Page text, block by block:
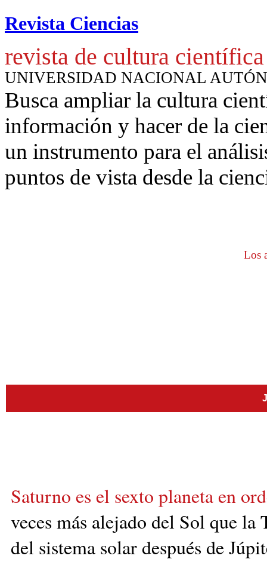
Revista Ciencias
revista de cultura científica
UNIVERSIDAD NACIONAL
Busca ampliar la cultura
información y hacer de la
un instrumento para el
puntos de vista desde la
Los
Saturno es el sexto planeta en
veces más alejado del Sol que la
del sistema solar después de